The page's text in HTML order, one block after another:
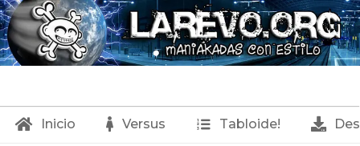
Inicio Versus Tabloide!